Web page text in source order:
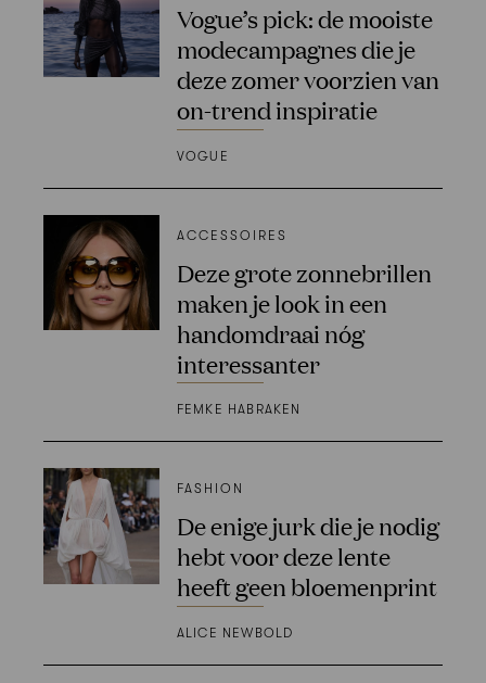
Vogue’s pick: de mooiste
modecampagnes die je
deze zomer voorzien van
on-trend inspiratie
VOGUE
ACCESSOIRES
Deze grote zonnebrillen
maken je look in een
handomdraai nóg
interessanter
FEMKE HABRAKEN
FASHION
De enige jurk die je nodig
hebt voor deze lente
heeft geen bloemenprint
ALICE NEWBOLD